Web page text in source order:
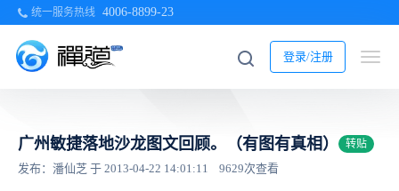
统一服务热线 4006-8899-23
登录/注册
广州敏捷落地沙龙图文回顾。（有图有真相） 转贴
发布：潘仙芝 于 2013-04-22 14:01:11 9629次查看